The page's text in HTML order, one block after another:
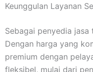
Keunggulan Layanan
Sebagai penyedia
Dengan harga yang
premium dengan
fleksibel, mulai dari